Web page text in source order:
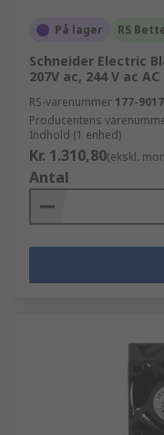
På lager RS
Schneider Electric
207V ac, 244 V ac
RS-varenummer 177-9017
Producentens
Indhold (1 enhed)
Kr. 1.310,80(ekskl.
Antal